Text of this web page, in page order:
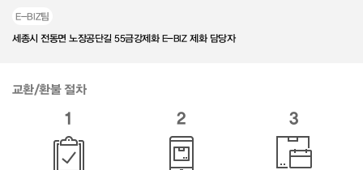
E-BIZ팀
세종시 전동면 노장공단길 55금강제화 E-BIZ 제화 담당자
교환/환불 절차
1 2 3